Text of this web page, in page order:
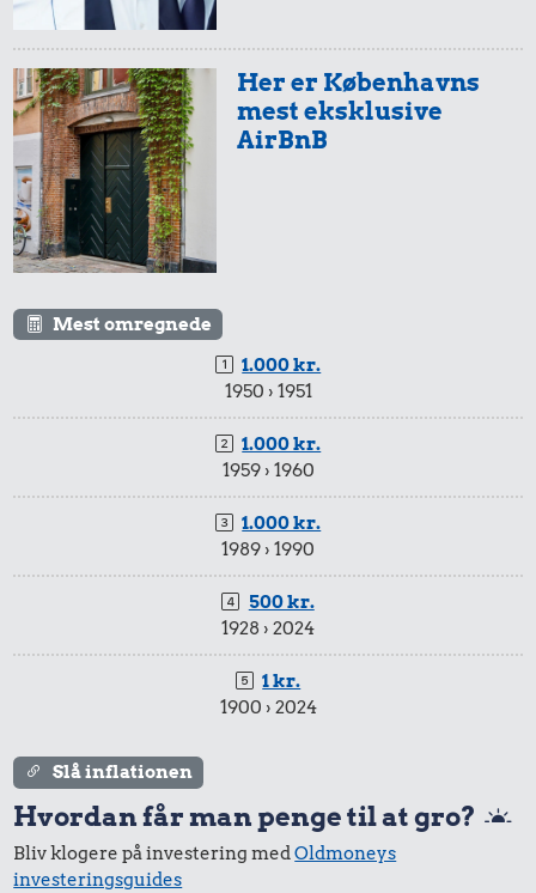
Her er Københavns
mest eksklusive
AirBnB
Mest omregnede
1.000 kr.
1950 › 1951
1.000 kr.
1959 › 1960
1.000 kr.
1989 › 1990
500 kr.
1928 › 2024
1 kr.
1900 › 2024
Slå inflationen
Hvordan får man penge til at gro?
Bliv klogere på investering medOldmoneys
investeringsguides